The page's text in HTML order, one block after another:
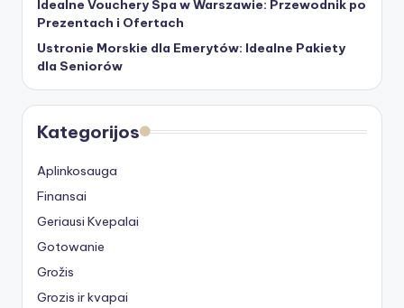
Idealne Vouchery Spa w Warszawie: Przewodnik po
Prezentach i Ofertach
Ustronie Morskie dla Emerytów: Idealne Pakiety
dla Seniorów
Kategorijos
Aplinkosauga
Finansai
Geriausi Kvepalai
Gotowanie
Grožis
Grozis ir kvapai